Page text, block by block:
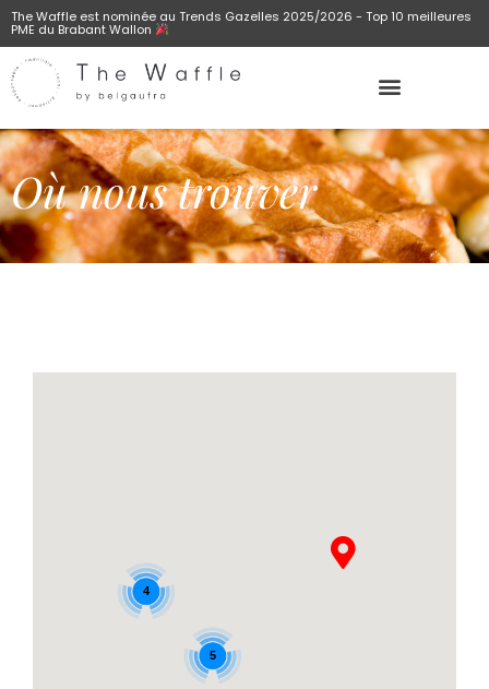
The Waffle est nominée au Trends Gazelles 2025/2026 - Top 10 meilleures
PME du Brabant Wallon
Où nous trouver
5
4